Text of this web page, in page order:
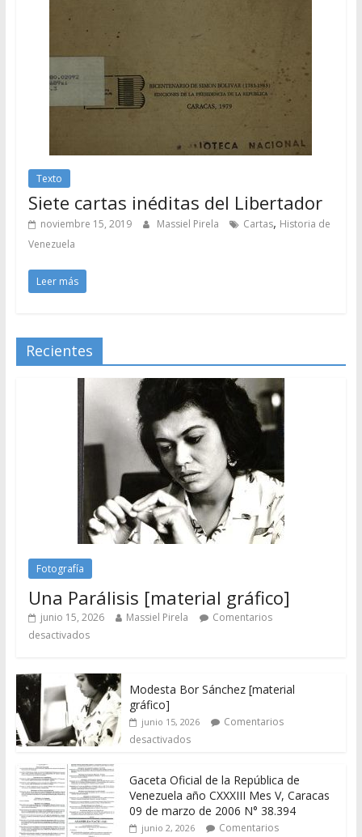
Texto
Siete cartas inéditas del Libertador
noviembre 15, 2019 Massiel Pirela Cartas, Historia de
Venezuela
Leer más
Recientes
Fotografía
Una Parálisis [material gráfico]
junio 15, 2026 Massiel Pirela
Comentarios
desactivados
Modesta Bor Sánchez [material
gráfico]
junio 15, 2026
Comentarios
desactivados
Gaceta Oficial de la República de
Venezuela año CXXXIII Mes V, Caracas
09 de marzo de 2006 N° 38.394
junio 2, 2026
Comentarios